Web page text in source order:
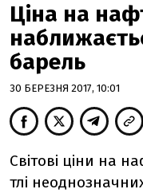
Ціна на
барель
30 БЕРЕЗНЯ 2017, 10:01
Світові ціни на
тлі